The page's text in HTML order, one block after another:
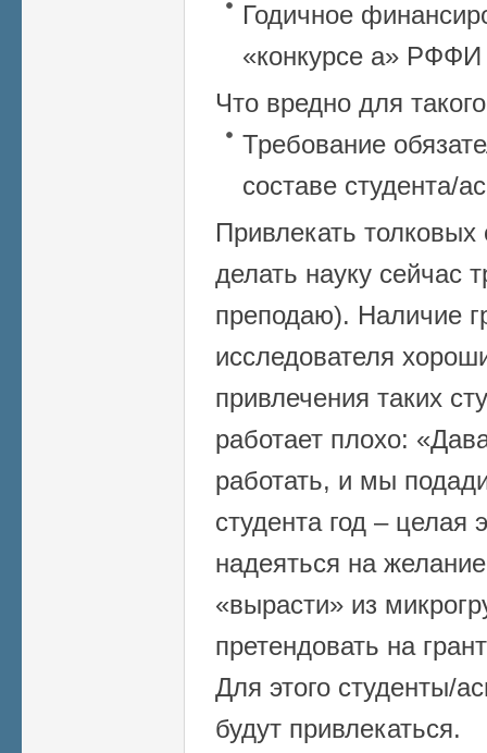
Годичное
«конкурсе а»
Что вредно для
Требование
составе студента/
Привлекать
делать науку сейчас
преподаю). Наличие
исследователя
привлечения таких
работает плохо:
работать, и мы
студента год – целая
надеяться на
«вырасти» из
претендовать на
Для этого студенты/
будут привлекаться.